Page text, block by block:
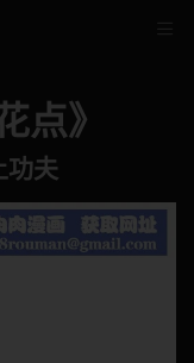
点》
功夫